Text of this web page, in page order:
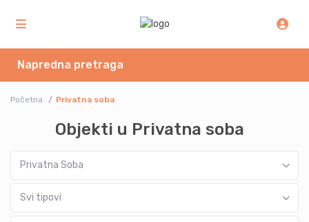
Napredna pretraga
Početna Privatna soba
Objekti u Privatna soba
Privatna Soba
Svi tipovi